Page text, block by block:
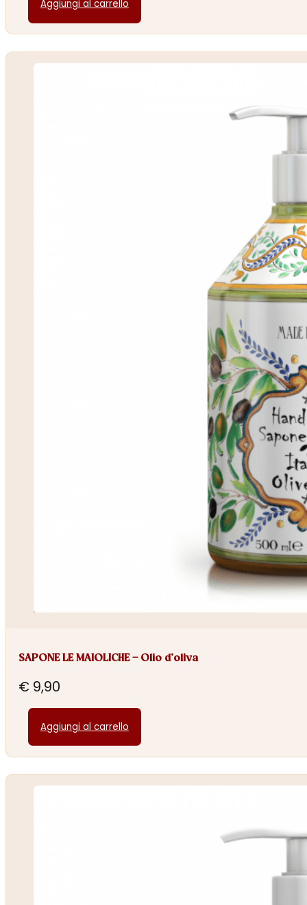
Aggiungi al carrello
SAPONE LE MAIOLICHE – Olio d’oliva
€ 9,90
Aggiungi al carrello